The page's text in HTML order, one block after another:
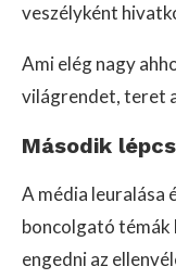
veszélyként
Ami elég nagy
világrendet, teret
Második
A média leuralása
boncolgató témák
engedni az